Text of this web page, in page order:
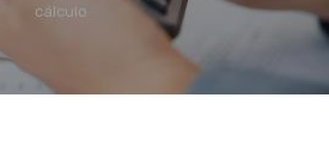
cálculo